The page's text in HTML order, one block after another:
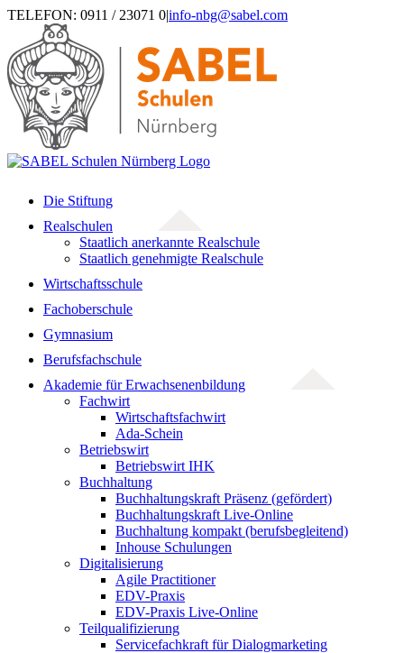
Zum
springen
TELEFON: 0911 / 23071 0|info-nbg@sabel.com
Die Stiftung
Realschulen
Staatlich anerkannte Realschule
Staatlich genehmigte Realschule
Wirtschaftsschule
Fachoberschule
Gymnasium
Berufsfachschule
Akademie für Erwachsenenbildung
Fachwirt
Wirtschaftsfachwirt
Ada-Schein
Betriebswirt
Betriebswirt IHK
Buchhaltung
Buchhaltungskraft Präsenz (gefördert)
Buchhaltungskraft Live-Online
Buchhaltung kompakt (berufsbegleitend)
Inhouse Schulungen
Digitalisierung
Agile Practitioner
EDV-Praxis
EDV-Praxis Live-Online
Teilqualifizierung
Servicefachkraft für Dialogmarketing